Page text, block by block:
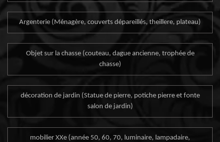
Argenterie (Ménagère, couverts dépareillés, theillere, plateau)
Objet sur la chasse (couteau, dague ancienne, trophée de
chasse)
décoration de jardin (Statue de pierre, potiche pierre et fonte
salon de jardin)
mobilier XXe (année 50, 60, 70, luminaire, lampadaire,